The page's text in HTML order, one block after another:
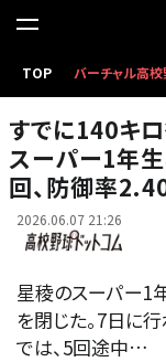
TOP バーチャル高
服部成（写真は石川県大会よ
すでに140キ
スーパー1年
回、防御率
2026.06.07 21:26
星稜のスーパー1
を閉じた。7日に
では、5回途中…